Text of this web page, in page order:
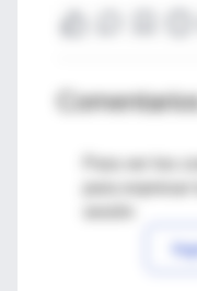
Para ver los